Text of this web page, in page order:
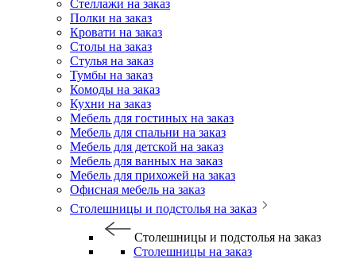
Стеллажи на заказ
Полки на заказ
Кровати на заказ
Столы на заказ
Стулья на заказ
Тумбы на заказ
Комоды на заказ
Кухни на заказ
Мебель для гостиных на заказ
Мебель для спальни на заказ
Мебель для детской на заказ
Мебель для ванных на заказ
Мебель для прихожей на заказ
Офисная мебель на заказ
Столешницы и подстолья на заказ
Столешницы и подстолья на заказ
Столешницы на заказ